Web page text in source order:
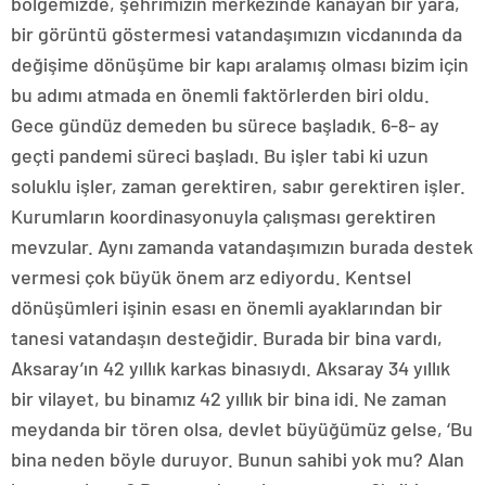
bir görüntü göstermesi vatandaşımızın vicdanında da
değişime dönüşüme bir kapı aralamış olması bizim için
bu adımı atmada en önemli faktörlerden biri oldu.
Gece gündüz demeden bu sürece başladık. 6-8- ay
geçti pandemi süreci başladı. Bu işler tabi ki uzun
soluklu işler, zaman gerektiren, sabır gerektiren işler.
Kurumların koordinasyonuyla çalışması gerektiren
mevzular. Aynı zamanda vatandaşımızın burada destek
vermesi çok büyük önem arz ediyordu. Kentsel
dönüşümleri işinin esası en önemli ayaklarından bir
tanesi vatandaşın desteğidir. Burada bir bina vardı,
Aksaray’ın 42 yıllık karkas binasıydı. Aksaray 34 yıllık
bir vilayet, bu binamız 42 yıllık bir bina idi. Ne zaman
meydanda bir tören olsa, devlet büyüğümüz gelse, ‘Bu
bina neden böyle duruyor. Bunun sahibi yok mu? Alan